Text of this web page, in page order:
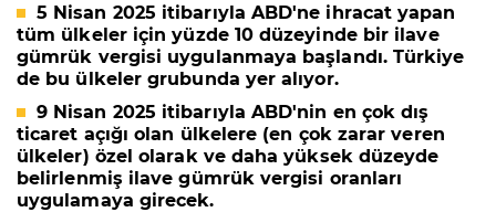
5 Nisan 2025 itibarıyla ABD'ne ihracat yapan
tüm ülkeler için yüzde 10 düzeyinde bir ilave
gümrük vergisi uygulanmaya başlandı. Türkiye
de bu ülkeler grubunda yer alıyor.
9 Nisan 2025 itibarıyla ABD'nin en çok dış
ticaret açığı olan ülkelere (en çok zarar veren
ülkeler) özel olarak ve daha yüksek düzeyde
belirlenmiş ilave gümrük vergisi oranları
uygulamaya girecek.